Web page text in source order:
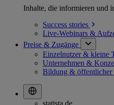
Inhalte, die informieren und
Success stories
Live-Webinars &
Preise & Zugänge
Einzelnutzer & kleine
Unternehmen &
Bildung & öffentlicher
statista.de